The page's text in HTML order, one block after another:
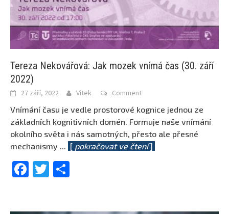
Tereza Nekovářová: Jak mozek vnímá čas (30. září
2022)
27 září, 2022 Vítek Comment
Vnímání času je vedle prostorové kognice jednou ze
základních kognitivních domén. Formuje naše vnímání
okolního světa i nás samotných, přesto ale přesné
mechanismy ... [ pokračovat ve čtení]
Facebook
Twitter